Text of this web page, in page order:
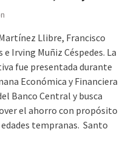
Llibre, Francisco
e Irving Muñiz Céspedes. La
fue presentada durante
Económica y Financiera
Banco Central y busca
el ahorro con propósito
edades tempranas. Santo